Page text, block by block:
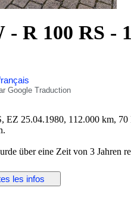
R 100 RS -
Google Traduction
EZ 25.04.1980, 112.000 km, 70
über eine Zeit von 3 Jahren
notwendig war wurde
neu lackiert und bekamen
les infos